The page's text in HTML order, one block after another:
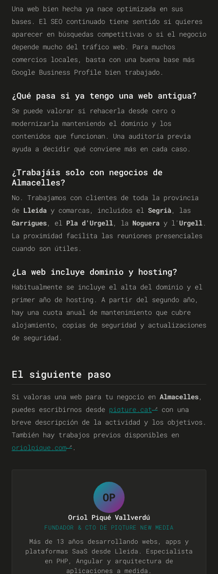
Una web bien hecha ya nace optimizada en sus
bases. El SEO continuado tiene sentido si quieres
aparecer en búsquedas competitivas o si el negocio
depende mucho del tráfico web. Para muchos
comercios locales, basta con una buena base más
Google Business Profile bien trabajado.
¿Qué pasa si ya tengo una web antigua?
Se puede valorar si rehacerla desde cero o
modernizarla manteniendo el dominio y los
contenidos que funcionan. Una auditoría previa
ayuda a decidir qué conviene más en cada caso.
¿Trabajáis solo con negocios de
Almacelles?
No. Trabajamos con clientes de toda la provincia
de Lleida y comarcas, incluidos el Segrià, las
Garrigues, el Pla d'Urgell, la Noguera y l'Urgell.
La proximidad facilita las reuniones presenciales
cuando son útiles.
¿La web incluye dominio y hosting?
Habitualmente se incluye el alta del dominio y el
primer año de hosting. A partir del segundo año,
hay una cuota anual de mantenimiento que cubre
alojamiento, copias de seguridad y actualizaciones
de seguridad.
El siguiente paso
Si valoras una web para tu negocio en Almacelles,
puedes escribirnos desde piqture.cat
con una
breve descripción de la actividad y los objetivos.
También hay trabajos previos disponibles en
oriolpique.com
.
OP
Oriol Piqué Vallverdú
FUNDADOR & CTO DE PIQTURE NEW MEDIA
Más de 13 años desarrollando webs, apps y
plataformas SaaS desde Lleida. Especialista
en PHP, Angular y arquitectura de
aplicaciones a medida.